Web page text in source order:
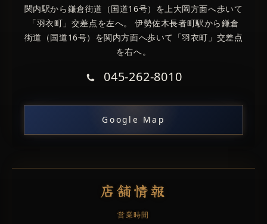
関内駅から鎌倉街道（国道16号）を上大岡方面へ歩いて
「羽衣町」交差点を左へ。 伊勢佐木長者町駅から鎌倉
街道（国道16号）を関内方面へ歩いて「羽衣町」交差点
を右へ。
045-262-8010
Google Map
店舗情報
営業時間